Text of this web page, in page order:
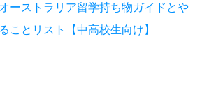
オーストラリア留学持ち物ガイドとや
ることリスト【中高校生向け】